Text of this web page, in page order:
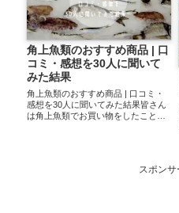
角上魚類のおすすめ商品 | 口
コミ・感想を30人に聞いて
みた結果
角上魚類のおすすめ商品 | 口コミ・
感想を30人に聞いてみた結果皆さん
は角上魚類でお買い物をしたことが
スポンサ